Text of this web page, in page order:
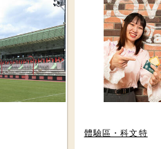
體驗區・科文特